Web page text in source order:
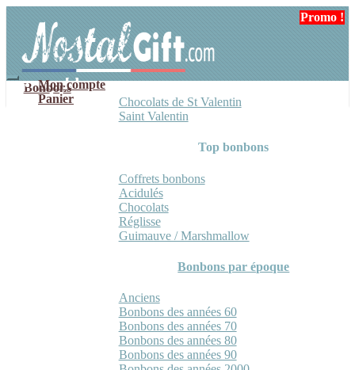
navigation
contenu
Mon compte
Panier
Bonbons
Chocolats de St Valentin
Saint Valentin
Top bonbons
Coffrets bonbons
Acidulés
Chocolats
Réglisse
Guimauve / Marshmallow
Bonbons par époque
Anciens
Bonbons des années 60
Bonbons des années 70
Bonbons des années 80
Bonbons des années 90
Promo !